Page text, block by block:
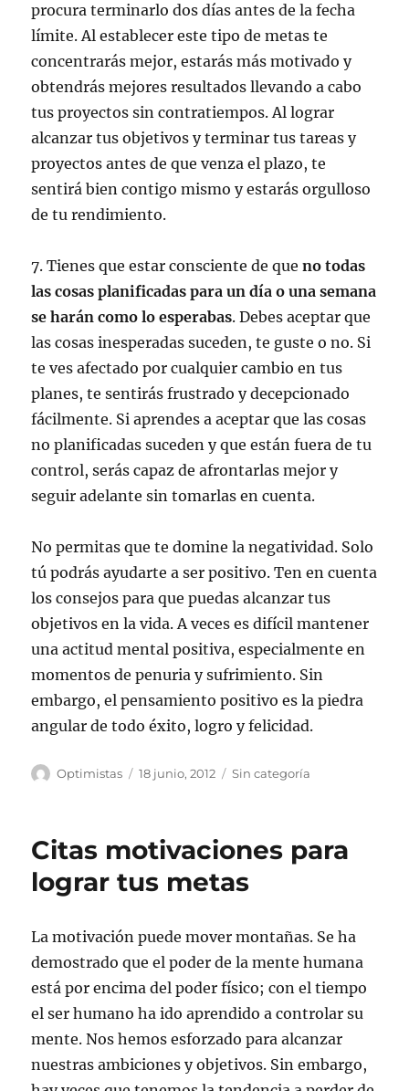
procura terminarlo dos días antes de la fecha
límite. Al establecer este tipo de metas te
concentrarás mejor, estarás más motivado y
obtendrás mejores resultados llevando a cabo
tus proyectos sin contratiempos. Al lograr
alcanzar tus objetivos y terminar tus tareas y
proyectos antes de que venza el plazo, te
sentirá bien contigo mismo y estarás orgulloso
de tu rendimiento.
7. Tienes que estar consciente de queno todas
las cosas planificadas para un día o una semana
se harán como lo esperabas. Debes aceptar que
las cosas inesperadas suceden, te guste o no. Si
te ves afectado por cualquier cambio en tus
planes, te sentirás frustrado y decepcionado
fácilmente. Si aprendes a aceptar que las cosas
no planificadas suceden y que están fuera de tu
control, serás capaz de afrontarlas mejor y
seguir adelante sin tomarlas en cuenta.
No permitas que te domine la negatividad. Solo
tú podrás ayudarte a ser positivo. Ten en cuenta
los consejos para que puedas alcanzar tus
objetivos en la vida. A veces es difícil mantener
una actitud mental positiva, especialmente en
momentos de penuria y sufrimiento. Sin
embargo, el pensamiento positivo es la piedra
angular de todo éxito, logro y felicidad.
Autor
Optimistas
Publicado
18 junio, 2012 Categorías
Sin categoría
Citas motivaciones para
lograr tus metas
La motivación puede mover montañas. Se ha
demostrado que el poder de la mente humana
está por encima del poder físico; con el tiempo
el ser humano ha ido aprendido a controlar su
mente. Nos hemos esforzado para alcanzar
nuestras ambiciones y objetivos. Sin embargo,